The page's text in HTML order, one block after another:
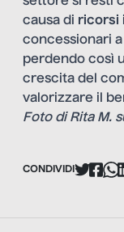
causa di ricorsi
concessionari
perdendo così
crescita del
valorizzare il
Foto di Rita M.
CONDIVIDI